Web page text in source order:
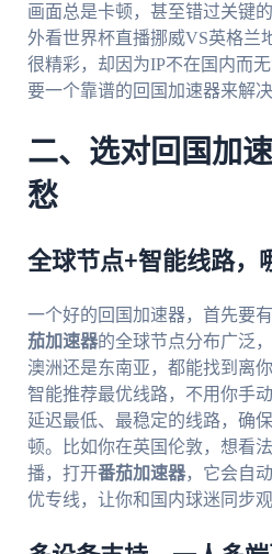
画面总是卡顿，甚至错过关键
外看世界杯直播挪威VS英格兰
很精彩，却因为IP不在国内而
要一个靠谱的回国加速器来解决
二、选对回国加
愁
全球节点+智能线路，
一个好的回国加速器，首先要
茄加速器的全球节点分布广泛
澳洲还是东南亚，都能找到离
智能推荐最优线路，不用你手
延迟最低、最稳定的线路，确
顿。比如你在英国伦敦，想看
播，打开番茄加速器，它会自
优专线，让你和国内球迷同步观